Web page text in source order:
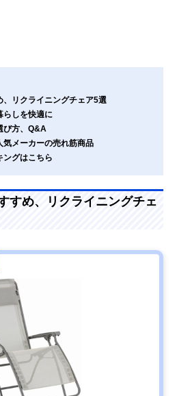
、リクライニングチェア5選
らしを快適に
び方、Q&A
気メーカーの売れ筋商品
ングはこちら
すめ、リクライニングチェ